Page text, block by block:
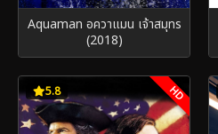
Aquaman อควาแมน เจ้าสมุทร
(2018)
5.8 HD